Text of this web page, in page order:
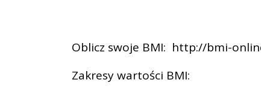
Oblicz swoje BMI: http://bmi-
Zakresy wartości BMI: